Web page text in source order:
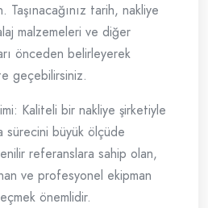
Taşınacağınız tarih, nakliye
malzemeleri ve diğer
önceden belirleyerek
geçebilirsiniz.
Kaliteli bir nakliye şirketiyle
sürecini büyük ölçüde
referanslara sahip olan,
ve profesyonel ekipman
önemlidir.